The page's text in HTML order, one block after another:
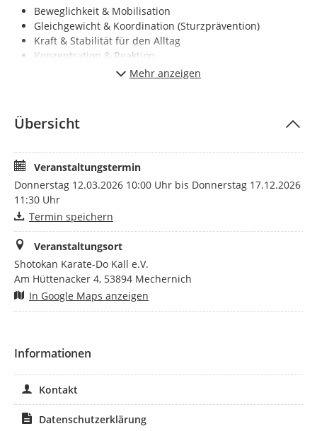
Beweglichkeit & Mobilisation
Gleichgewicht & Koordination (Sturzprävention)
Kraft & Stabilität für den Alltag
Konzentration & Reaktion
Gemeinschaft statt Einsamkeit
Männer & Frauen 60+
Einsteiger & Wiedereinsteiger
Mitzubringen:
Leichte Sportkleidung und etwas zu trinken
Unser Motto:
Das Alter ist nur eine Zahl – Bewegung hält jung.
Eine Anmeldung ist jederzeit möglich!
Kontakt:
Shotokan Karate-Do Mechernich
www.karate-mechernich.de
Mehr anzeigen
Übersicht
Veranstaltungstermin
Donnerstag 12.03.2026 10:00 Uhr bis Donnerstag 17.12.2026
11:30 Uhr
Termin speichern
Veranstaltungsort
Shotokan Karate-Do Kall e.V.
Am Hüttenacker 4, 53894 Mechernich
In Google Maps anzeigen
Informationen
Kontakt
Datenschutzerklärung